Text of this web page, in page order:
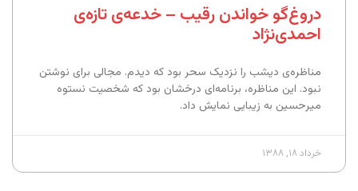
دروغ‌گو خواندن رقیب – خدعه‌ی تازه‌ی
احمدی‌نژاد
مناظره‌ی دیشب را نزدیک سحر بود که دیدم. مجالی برای نوشتن
نبود. این مناظره، برنامه‌ای درخشان بود که شخصیت نستوه
میرحسین به زیبایی نمایش داد.
خرداد ۱۸, ۱۳۸۸